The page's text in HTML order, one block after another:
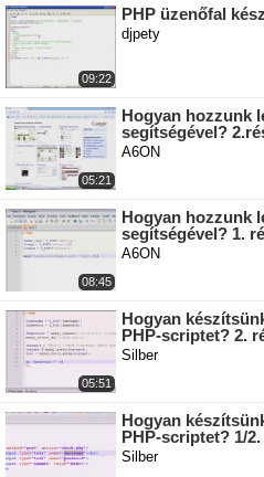
09:22
PHP üzenőfal
djpety
05:21
Hogyan hozzunk
segítségével?
A6ON
08:45
Hogyan hozzunk
segítségével? 1.
A6ON
05:51
Hogyan
PHP-scriptet? 2.
Silber
Hogyan
PHP-scriptet? 1/2.
Silber